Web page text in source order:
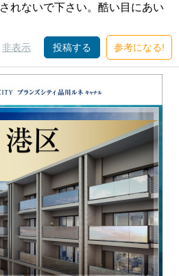
れないで下さい。酷い目にあい
非表示 投稿する 参考になる!